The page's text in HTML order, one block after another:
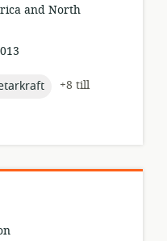
and North
+8 till